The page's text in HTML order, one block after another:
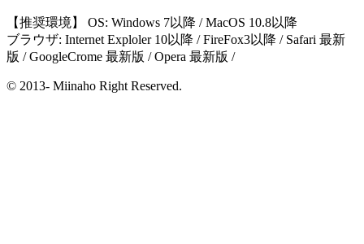
【推奨環境】 OS: Windows 7以降 / MacOS 10.8以降
ブラウザ: Internet Exploler 10以降 / FireFox3以降 / Safari 最新
版 / GoogleCrome 最新版 / Opera 最新版 /
© 2013- Miinaho Right Reserved.